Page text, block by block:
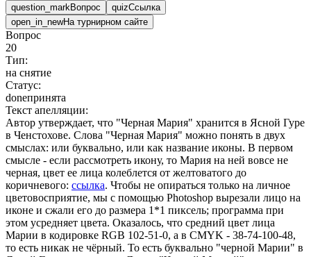
question_markВопрос quizСсылка
open_in_newНа турнирном сайте
Вопрос
20
Тип:
на снятие
Статус:
doneпринята
Текст апелляции:
Автор утверждает, что "Черная Мария" хранится в Ясной Гуре
в Ченстохове. Слова "Черная Мария" можно понять в двух
смыслах: или буквально, или как название иконы. В первом
смысле - если рассмотреть икону, то Мария на ней вовсе не
черная, цвет ее лица колеблется от желтоватого до
коричневого: ссылка. Чтобы не опираться только на личное
цветовосприятие, мы с помощью Photoshop вырезали лицо на
иконе и сжали его до размера 1*1 пиксель; программа при
этом усредняет цвета. Оказалось, что средний цвет лица
Марии в кодировке RGB 102-51-0, а в CMYK - 38-74-100-48,
то есть никак не чёрный. То есть буквально "черной Марии" в